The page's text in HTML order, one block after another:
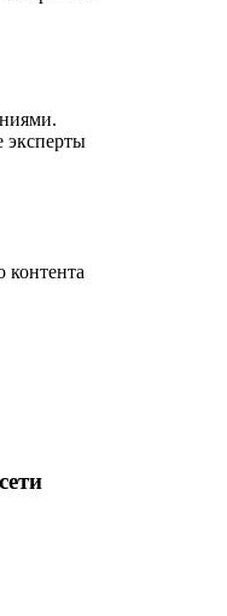
контента